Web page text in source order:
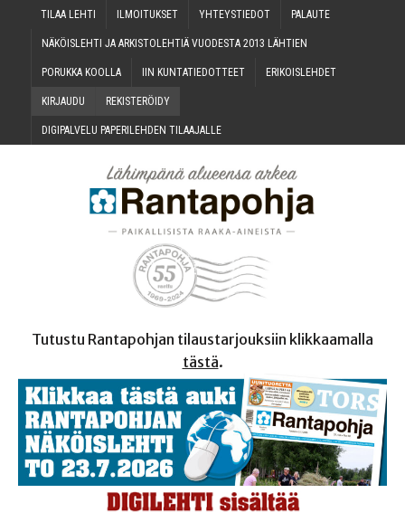
TILAA LEH­TI ILMOI­TUK­SET YHTEYS­TIE­DOT PALAU­TE
NÄKÖIS­LEH­TI JA ARKIS­TO­LEH­TIÄ VUO­DES­TA 2013 LÄHTIEN
PORUK­KA KOOLLA IIN KUN­TA­TIE­DOT­TEET ERI­KOIS­LEH­DET
KIR­JAU­DU REKIS­TE­RÖI­DY
DIGI­PAL­VE­LU PAPE­RI­LEH­DEN TILAAJALLE
Tutustu Rantapohjan tilaustarjouksiin klikkaamalla
tästä.